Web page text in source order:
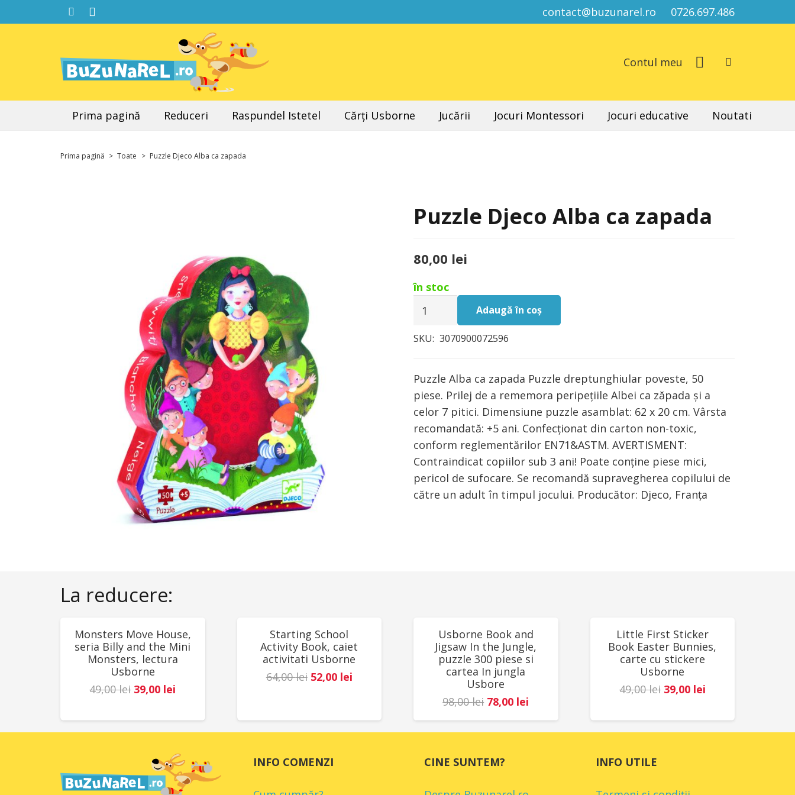
contact@buzunarel.ro 0726.697.486
Contul meu
Prima pagină Reduceri Raspundel Istetel Cărți Usborne Jucării Jocuri Montessori Jocuri educative Noutati
Prima pagină > Toate > Puzzle Djeco Alba ca zapada
Puzzle Djeco Alba ca zapada
80,00 lei
în stoc
Puzzle
Djeco
zapada
Adaugă în coș
SKU: 3070900072596
Puzzle Alba ca zapada Puzzle dreptunghiular poveste, 50
piese. Prilej de a rememora peripețiile Albei ca zăpada și a
celor 7 pitici. Dimensiune puzzle asamblat: 62 x 20 cm. Vârsta
recomandată: +5 ani. Confecționat din carton non-toxic,
conform reglementărilor EN71&ASTM. AVERTISMENT:
Contraindicat copiilor sub 3 ani! Poate conține piese mici,
pericol de sufocare. Se recomandă supravegherea copilului de
către un adult în timpul jocului. Producător: Djeco, Franța
La reducere:
REDUCERI!
Monsters Move House,
seria Billy and the Mini
Monsters, lectura
Usborne
49,00lei Prețul
a
49,00 lei.
39,00 lei
este:
REDUCERI!
Starting School
Activity Book, caiet
activitati Usborne
64,00lei Prețul
fost:
52,00 leiPrețul
52,00 lei.
REDUCERI!
Usborne Book and
Jigsaw In the Jungle,
puzzle 300 piese si
cartea In jungla
Usbore
98,00lei Prețul
inițial
a
98,00 lei.
78,00 lei
curent
este:
REDUCERI!
Little First Sticker
Book Easter Bunnies,
carte cu stickere
Usborne
49,00lei Prețul
a
39,00 leiPrețul
este:
INFO COMENZI
CINE SUNTEM? INFO UTILE